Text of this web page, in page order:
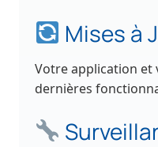
Mises à
Votre application et
dernières